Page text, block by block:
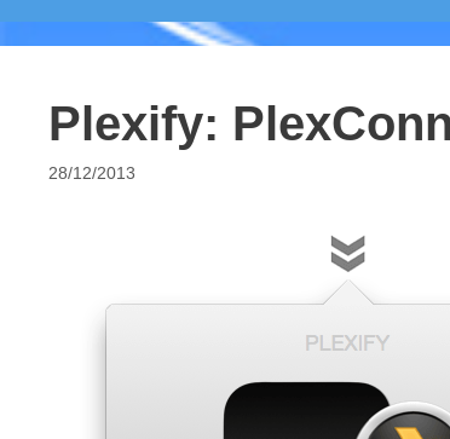
Plexify:
28/12/2013